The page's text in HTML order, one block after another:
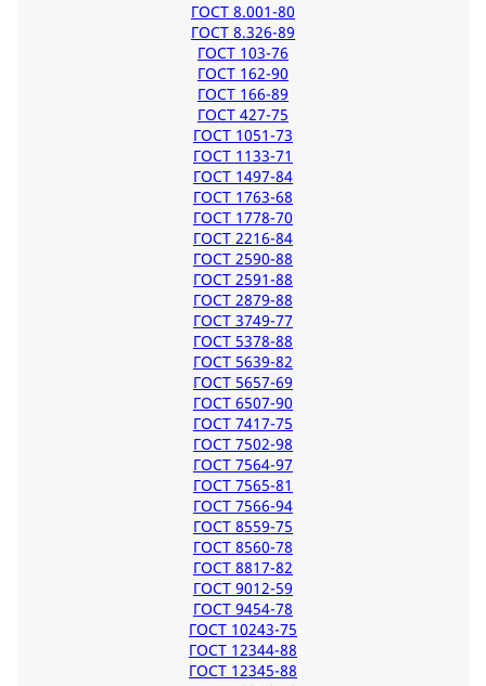
ГОСТ 8.001-80
ГОСТ 8.326-89
ГОСТ 103-76
ГОСТ 162-90
ГОСТ 166-89
ГОСТ 427-75
ГОСТ 1051-73
ГОСТ 1133-71
ГОСТ 1497-84
ГОСТ 1763-68
ГОСТ 1778-70
ГОСТ 2216-84
ГОСТ 2590-88
ГОСТ 2591-88
ГОСТ 2879-88
ГОСТ 3749-77
ГОСТ 5378-88
ГОСТ 5639-82
ГОСТ 5657-69
ГОСТ 6507-90
ГОСТ 7417-75
ГОСТ 7502-98
ГОСТ 7564-97
ГОСТ 7565-81
ГОСТ 7566-94
ГОСТ 8559-75
ГОСТ 8560-78
ГОСТ 8817-82
ГОСТ 9012-59
ГОСТ 9454-78
ГОСТ 10243-75
ГОСТ 12344-88
ГОСТ 12345-88